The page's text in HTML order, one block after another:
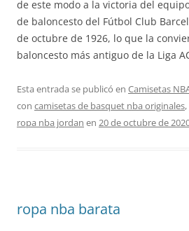
de este modo a la victoria del
de baloncesto del Fútbol Club
de octubre de 1926, lo que la
baloncesto más antiguo de la Liga
Esta entrada se publicó en Camisetas
con camisetas de basquet nba originales,
ropa nba jordan en 20 de octubre de
ropa nba barata